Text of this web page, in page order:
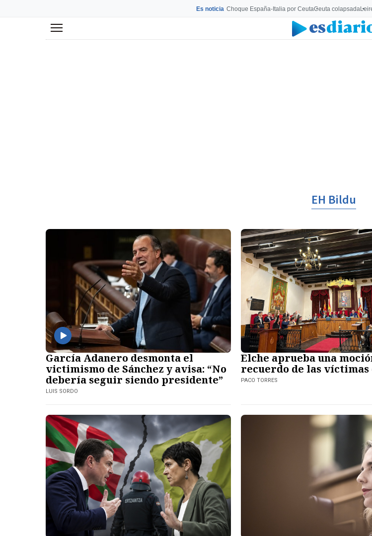
Es noticia Choque España-Italia por CeutaCeuta colapsada
Menú
EH Bildu
García Adanero desmonta el
victimismo de Sánchez y avisa: “No
debería seguir siendo presidente”
LUIS SORDO
Elche aprueba una
recuerdo de las víctimas
PACO TORRES